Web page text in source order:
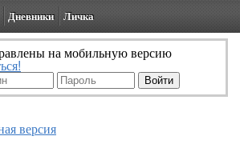
Дневники Личка
на мобильную версию
версия